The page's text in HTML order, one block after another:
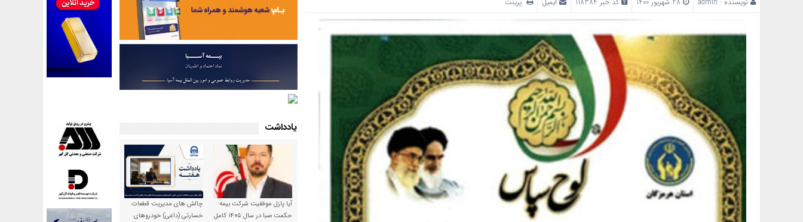
یادداشت
آیا پازل موفقیت شرکت بیمه
حکمت صبا در سال ۱۴۰۵ کامل
چالش های مدیریت قطعات
خسارتی (داغی) خودروهای